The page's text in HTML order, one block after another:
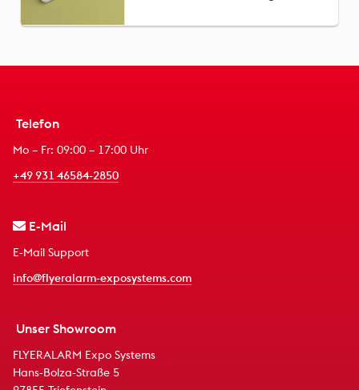
Telefon
Mo – Fr: 09:00 – 17:00 Uhr
+49 931 46584-2850
E-Mail
E-Mail Support
info@flyeralarm-exposystems.com
Unser Showroom
FLYERALARM Expo Systems
Hans-Bolza-Straße 5